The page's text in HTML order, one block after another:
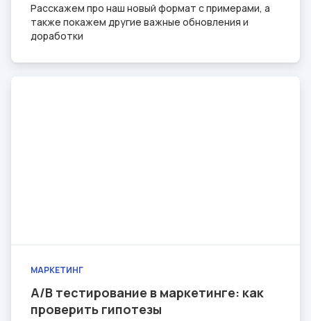
Расскажем про наш новый формат с примерами, а
также покажем другие важные обновления и
доработки
МАРКЕТИНГ
A/B тестирование в маркетинге: как
проверить гипотезы